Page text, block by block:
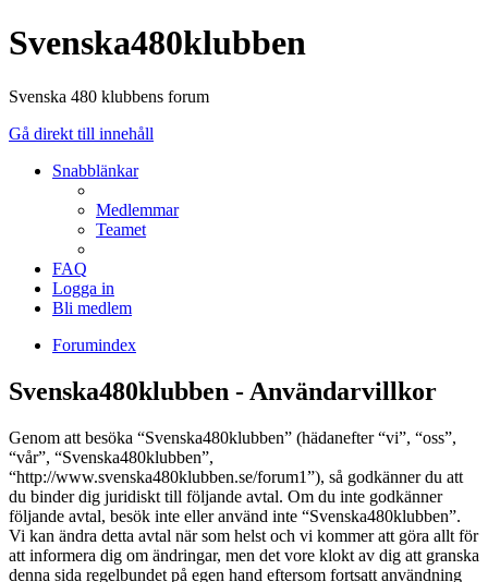
Svenska480klubben
Svenska 480 klubbens forum
Gå direkt till innehåll
Snabblänkar
Medlemmar
Teamet
FAQ
Logga in
Bli medlem
Forumindex
Svenska480klubben - Användarvillkor
Genom att besöka “Svenska480klubben” (hädanefter “vi”, “oss”,
“vår”, “Svenska480klubben”,
“http://www.svenska480klubben.se/forum1”), så godkänner du att
du binder dig juridiskt till följande avtal. Om du inte godkänner
följande avtal, besök inte eller använd inte “Svenska480klubben”.
Vi kan ändra detta avtal när som helst och vi kommer att göra allt för
att informera dig om ändringar, men det vore klokt av dig att granska
denna sida regelbundet på egen hand eftersom fortsatt användning